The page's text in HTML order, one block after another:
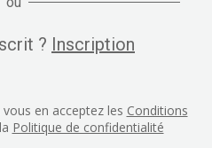
? Inscription
en acceptez les Conditions
Politique de confidentialité